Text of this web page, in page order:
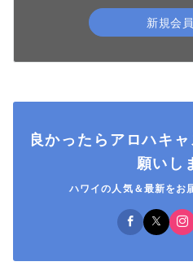
新規会
良かったらアロハキ
願いし
ハワイの人気＆最新をお